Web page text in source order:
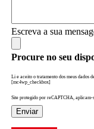
Escreva a sua
Procure no seu
Li e aceito o tratamento dos meus dados
[mc4wp_checkbox]
Site protegido por reCAPTCHA, aplicam-
Enviar